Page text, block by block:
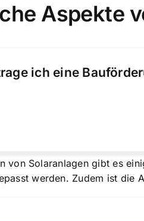
Aspekte
ich eine
von Solaranlagen gibt es
werden. Zudem ist die